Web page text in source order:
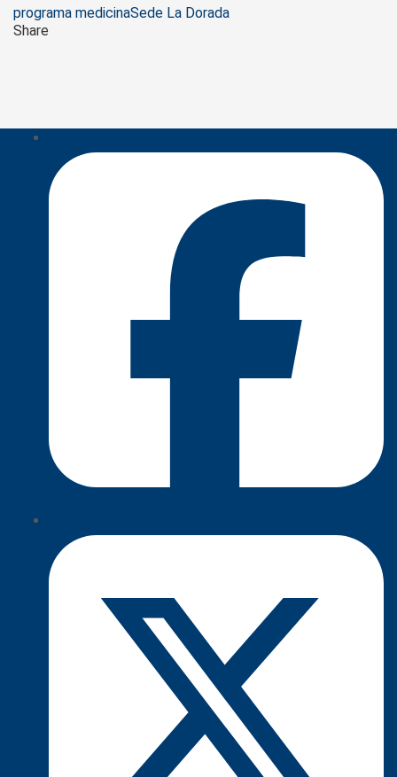
Tags
programa medicinaSede La Dorada
Share